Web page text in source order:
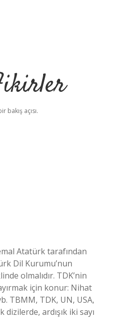
bakış açısı.
Atatürk tarafından
Dil Kurumu’nun
olmalıdır. TDK’nin
için konur: Nihat
TBMM, TDK, UN, USA,
ardışık iki sayı